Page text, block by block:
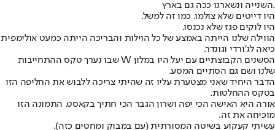
השנייה ונשארנו ככה גם בארץ.
היו דייטים שלא צולמו. כמו זה למשל.
היו לוקים פגז שלא נכנסו.
הווילה שלנו הייתה באמצע של כל הוילות והבריכה הייתה כמעט אולימפית
כיאה לג׳ורדי וגונדר.
הסשנים הקבוצתיים עם יעל היו במלון W שבו נערך טקס ההתחייבות
שלנו ושם גם הסתיים המסע.
הדבר היחיד שאני מצטערת עליו זה שהיתי צריכה ללבוש את החליפה הזו
בטקס ההחלטות.
אורה היא האישה הכי יפה ושרון הגבר הכי חתיך בקאסט. התמונה הזו
מוכיחה את זה.
עשיתי קעקוע בשיטה המסורתית (עם במבוק ומחטים כזה).